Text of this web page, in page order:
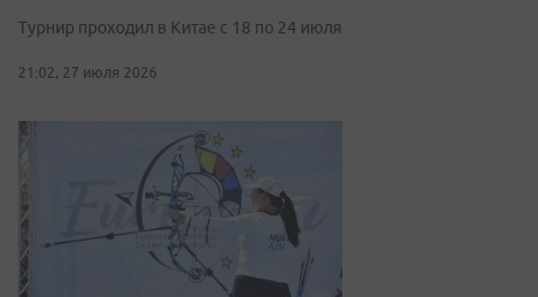
Турнир проходил в Китае с 18 по 24 июля
21:02, 27 июля 2026